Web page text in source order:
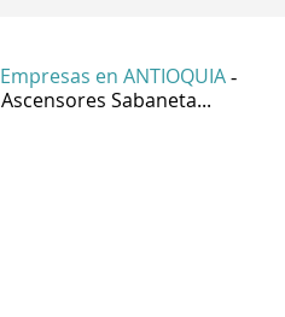
Empresas en ANTIOQUIA -
Ascensores Sabaneta...